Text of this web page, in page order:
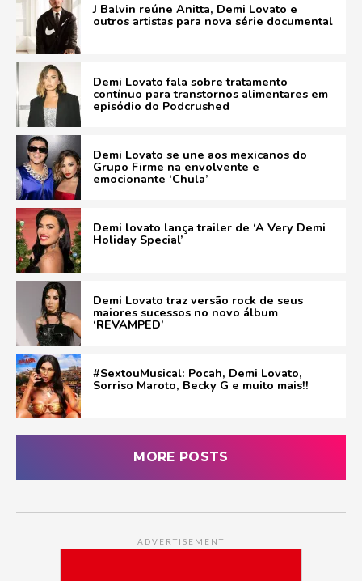
J Balvin reúne Anitta, Demi Lovato e
outros artistas para nova série documental
Demi Lovato fala sobre tratamento
contínuo para transtornos alimentares em
episódio do Podcrushed
Demi Lovato se une aos mexicanos do
Grupo Firme na envolvente e
emocionante ‘Chula’
Demi lovato lança trailer de ‘A Very Demi
Holiday Special’
Demi Lovato traz versão rock de seus
maiores sucessos no novo álbum
‘REVAMPED’
#SextouMusical: Pocah, Demi Lovato,
Sorriso Maroto, Becky G e muito mais!!
MORE POSTS
ADVERTISEMENT